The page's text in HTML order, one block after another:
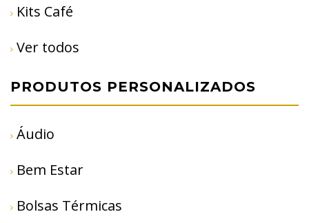
Kits Café
Ver todos
PRODUTOS PERSONALIZADOS
Áudio
Bem Estar
Bolsas Térmicas